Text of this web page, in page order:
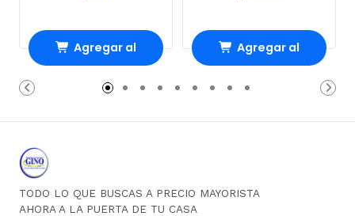
Agregar al
Carro
Agregar al
Carro
TODO LO QUE BUSCAS A PRECIO MAYORISTA
AHORA A LA PUERTA DE TU CASA